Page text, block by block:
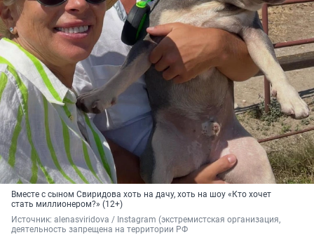
Вместе с сыном Свиридова хоть на дачу, хоть на шоу «Кто хочет
стать миллионером?» (12+)
Источник: alenasviridova / Instagram (экстремистская организация,
деятельность запрещена на территории РФ